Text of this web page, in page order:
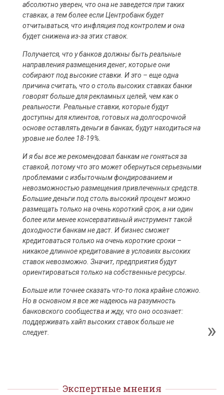
абсолютно уверен, что она не заведется при таких
ставках, а тем более если Центробанк будет
отчитываться, что инфляция под контролем и она
будет снижена из-за этих ставок.
Получается, что у банков должны быть реальные
направления размещения денег, которые они
собирают под высокие ставки. И это – еще одна
причина считать, что о столь высоких ставках банки
говорят больше для рекламных целей, чем как о
реальности. Реальные ставки, которые будут
доступны для клиентов, готовых на долгосрочной
основе оставлять деньги в банках, будут находиться на
уровне не более 18-19%.
И я бы все же рекомендовал банкам не гоняться за
ставкой, потому что это может обернуться серьезными
проблемами с избыточным фондированием и
невозможностью размещения привлеченных средств.
Большие деньги под столь высокий процент можно
размещать только на очень короткий срок, а ни один
более или менее консервативный инструмент такой
доходности банкам не даст. И бизнес сможет
кредитоваться только на очень короткие сроки –
никакое длинное кредитование в условиях высоких
ставок невозможно. Значит, предприятия будут
ориентироваться только на собственные ресурсы.
Больше или точнее сказать что-то пока крайне сложно.
Но в основном я все же надеюсь на разумность
банковского сообщества и жду, что оно осознает:
поддерживать хайп высоких ставок больше не
следует.
Экспертные мнения